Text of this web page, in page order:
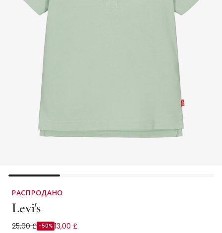
РАСПРОДАНО
Levi's
Рубашка поло зеленая из хлопкового пике для
25,00 £ -50% 13,00 £